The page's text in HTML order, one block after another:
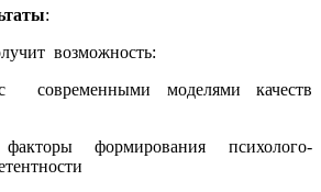
:
возможность:
современными моделями качеств
формирования психолого-